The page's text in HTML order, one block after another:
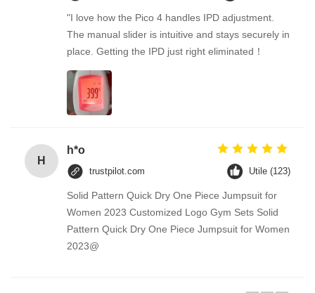
"I love how the Pico 4 handles IPD adjustment.
The manual slider is intuitive and stays securely in
place. Getting the IPD just right eliminated！
H
h*o
trustpilot.com Utile (123)
Solid Pattern Quick Dry One Piece Jumpsuit for
Women 2023 Customized Logo Gym Sets Solid
Pattern Quick Dry One Piece Jumpsuit for Women
2023@